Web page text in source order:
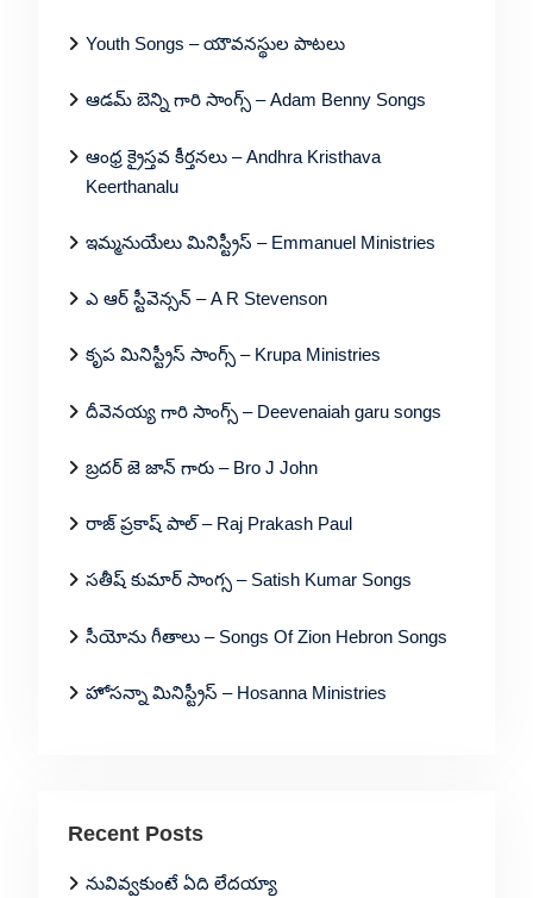
Youth Songs – యౌవనస్థుల పాటలు
ఆడమ్ బెన్ని గారి సాంగ్స్ – Adam Benny Songs
ఆంధ్ర క్రైస్తవ కీర్తనలు – Andhra Kristhava
Keerthanalu
ఇమ్మనుయేలు మినిస్ట్రీస్ – Emmanuel Ministries
ఎ ఆర్ స్టీవెన్సన్ – A R Stevenson
కృప మినిస్ట్రీస్ సాంగ్స్ – Krupa Ministries
దీవెనయ్య గారి సాంగ్స్ – Deevenaiah garu songs
బ్రదర్ జె జాన్ గారు – Bro J John
రాజ్ ప్రకాష్ పాల్ – Raj Prakash Paul
సతీష్ కుమార్ సాంగ్స – Satish Kumar Songs
సీయోను గీతాలు – Songs Of Zion Hebron Songs
హోసన్నా మినిస్ట్రీస్ – Hosanna Ministries
Recent Posts
నువివ్వకుంటే ఏది లేదయ్యా